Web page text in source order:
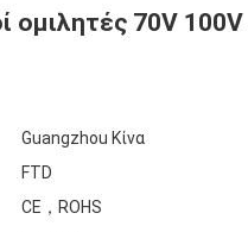
ομιλητές 70V
Guangzhou Κίνα
FTD
CE，ROHS